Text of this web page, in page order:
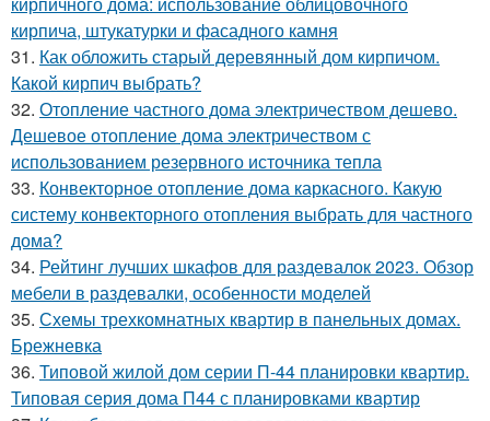
кирпича, штукатурки и фасадного камня
31. Как обложить старый деревянный дом кирпичом.
Какой кирпич выбрать?
32. Отопление частного дома электричеством дешево.
Дешевое отопление дома электричеством с
использованием резервного источника тепла
33. Конвекторное отопление дома каркасного. Какую
систему конвекторного отопления выбрать для частного
дома?
34. Рейтинг лучших шкафов для раздевалок 2023. Обзор
мебели в раздевалки, особенности моделей
35. Схемы трехкомнатных квартир в панельных домах.
Брежневка
36. Типовой жилой дом серии П-44 планировки квартир.
Типовая серия дома П44 с планировками квартир